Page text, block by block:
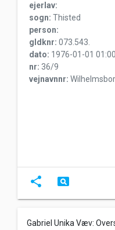
ejerlav:
sogn: Thisted
person:
gldknr: 073.543.
dato: 1976-01-01
nr: 36/9
vejnavnnr:
share pageview
Gabriel Unika Væv: